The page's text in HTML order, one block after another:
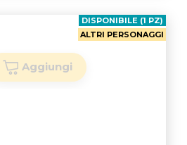
ALTRI PERSONAGGI
DISPONIBILE (1 PZ)